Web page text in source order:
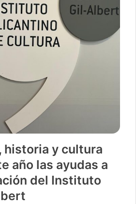
historia y cultura
año las ayudas a
del Instituto